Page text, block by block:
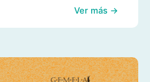
Ver más →